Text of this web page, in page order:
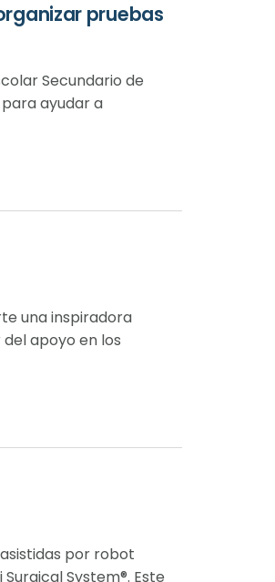
pruebas
Secundario de
ayudar a
una inspiradora
apoyo en los
por robot
System®. Este